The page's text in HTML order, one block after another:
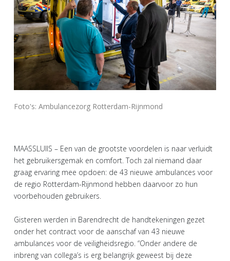
Foto's: Ambulancezorg Rotterdam-Rijnmond
MAASSLUIIS – Een van de grootste voordelen is naar verluidt
het gebruikersgemak en comfort. Toch zal niemand daar
graag ervaring mee opdoen: de 43 nieuwe ambulances voor
de regio Rotterdam-Rijnmond hebben daarvoor zo hun
voorbehouden gebruikers.
Gisteren werden in Barendrecht de handtekeningen gezet
onder het contract voor de aanschaf van 43 nieuwe
ambulances voor de veiligheidsregio. “Onder andere de
inbreng van collega’s is erg belangrijk geweest bij deze